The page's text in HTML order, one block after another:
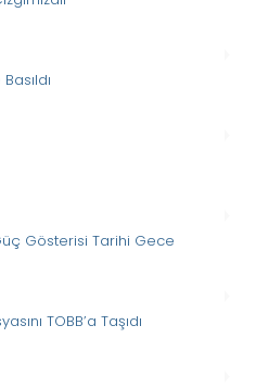
Gösterisi Tarihi Gece
TOBB’a Taşıdı